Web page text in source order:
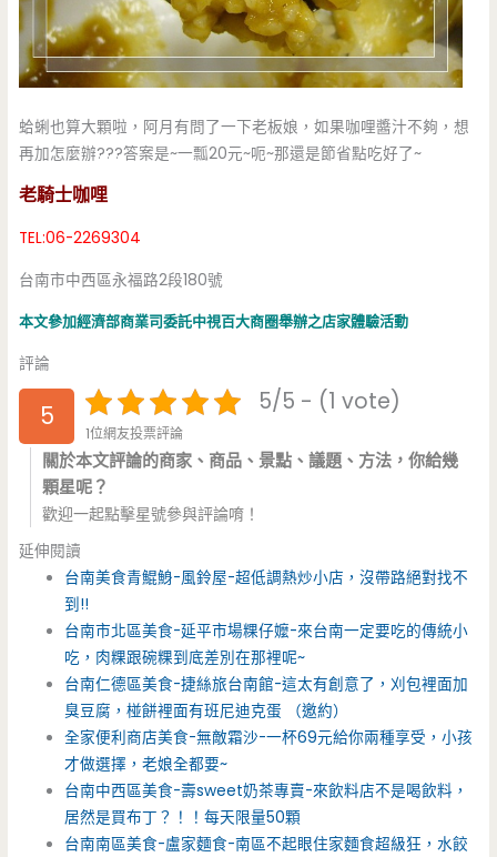
蛤蜊也算大顆啦，阿月有問了一下老板娘，如果咖哩醬汁不夠，想
再加怎麼辦???答案是~一瓢20元~呃~那還是節省點吃好了~
老騎士咖哩
TEL:06-2269304
台南市中西區永福路2段180號
本文參加經濟部商業司委託中視百大商圈舉辦之店家體驗活動
評論
5 5/5 - (1 vote)
1位網友投票評論
關於本文評論的商家、商品、景點、議題、方法，你給幾
顆星呢？
歡迎一起點擊星號參與評論唷！
延伸閱讀
台南美食青鯤鯓-風鈴屋-超低調熱炒小店，沒帶路絕對找不
到!!
台南市北區美食-延平市場粿仔嬤-來台南一定要吃的傳統小
吃，肉粿跟碗粿到底差別在那裡呢~
台南仁德區美食-捷絲旅台南館-這太有創意了，刈包裡面加
臭豆腐，椪餅裡面有班尼迪克蛋 （邀約）
全家便利商店美食-無敵霜沙-一杯69元給你兩種享受，小孩
才做選擇，老娘全都要~
台南中西區美食-壽sweet奶茶專賣-來飲料店不是喝飲料，
居然是買布丁？！！每天限量50顆
台南南區美食-盧家麵食-南區不起眼住家麵食超級狂，水餃